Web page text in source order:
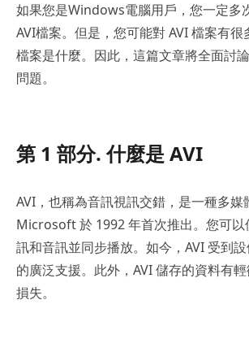
如果您是Windows電腦用戶，您一定多
AVI檔案。但是，您可能對 AVI 檔案有很
檔案是什麼。因此，這篇文章將全面討
問題。
第 1 部分. 什麼是 AVI
AVI，也稱為音訊視訊交錯，是一種多媒
Microsoft 於 1992 年首次推出。您可以
訊和音訊並同步播放。如今，AVI 受到
的廣泛支援。此外，AVI 儲存的資料有
損失。